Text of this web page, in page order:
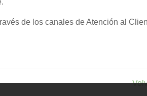
de los canales de Atención al